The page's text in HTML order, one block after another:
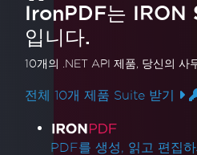
IronPDF는 IRON
입니다.
10개의 .NET API 제품, 당신의 사
전체 10개 제품 Suite 받기
제품 링크
PDF를 생성, 읽고 편집